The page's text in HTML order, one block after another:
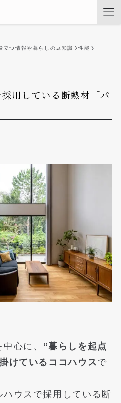
立つ情報や暮らしの豆知識 性能
用している断熱材「パ
心に、 “暮らしを起点
けているココハウス で
ウスで採用している断